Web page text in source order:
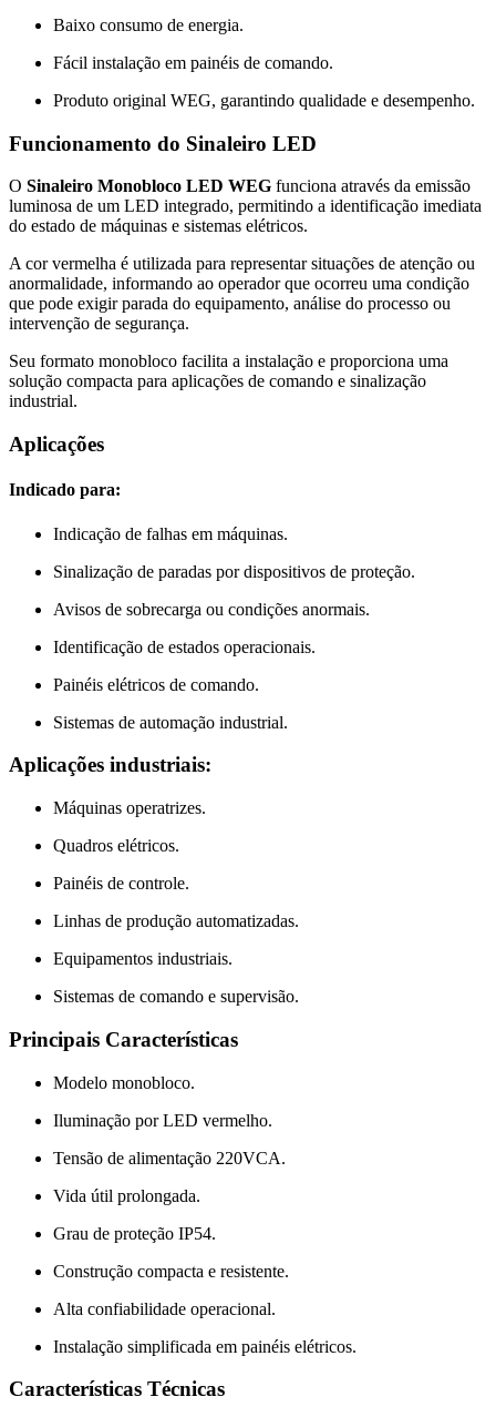
Baixo consumo de energia.
Fácil instalação em painéis de comando.
Produto original WEG, garantindo qualidade e desempenho.
Funcionamento do Sinaleiro LED
O Sinaleiro Monobloco LED WEG funciona através da emissão
luminosa de um LED integrado, permitindo a identificação imediata
do estado de máquinas e sistemas elétricos.
A cor vermelha é utilizada para representar situações de atenção ou
anormalidade, informando ao operador que ocorreu uma condição
que pode exigir parada do equipamento, análise do processo ou
intervenção de segurança.
Seu formato monobloco facilita a instalação e proporciona uma
solução compacta para aplicações de comando e sinalização
industrial.
Aplicações
Indicado para:
Indicação de falhas em máquinas.
Sinalização de paradas por dispositivos de proteção.
Avisos de sobrecarga ou condições anormais.
Identificação de estados operacionais.
Painéis elétricos de comando.
Sistemas de automação industrial.
Aplicações industriais:
Máquinas operatrizes.
Quadros elétricos.
Painéis de controle.
Linhas de produção automatizadas.
Equipamentos industriais.
Sistemas de comando e supervisão.
Principais Características
Modelo monobloco.
Iluminação por LED vermelho.
Tensão de alimentação 220VCA.
Vida útil prolongada.
Grau de proteção IP54.
Construção compacta e resistente.
Alta confiabilidade operacional.
Instalação simplificada em painéis elétricos.
Características Técnicas